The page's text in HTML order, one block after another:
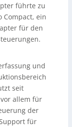
führte zu
Compact, ein
für den
und
seit
vor allem für
der
für